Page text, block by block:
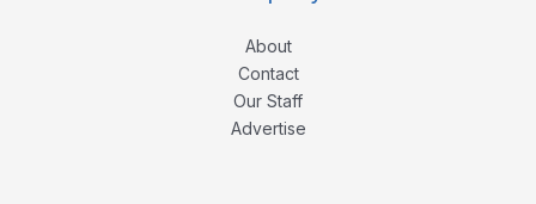
About
Contact
Our Staff
Advertise